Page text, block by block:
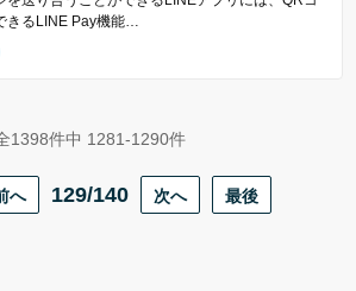
きるLINE Pay機能…
1398件中 1281-1290件
へ 129/140 次へ 最後